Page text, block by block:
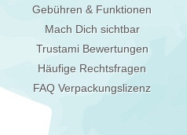
Gebühren & Funktionen
Mach Dich sichtbar
Trustami Bewertungen
Häufige Rechtsfragen
FAQ Verpackungslizenz